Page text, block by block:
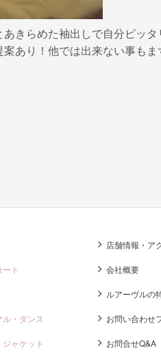
きらめた袖出しで自分ピッ
あり！他では出来ない事も
ト
・ダンス
ャケット
店舗情報・ア
会社概要
ルアーヴルの
お問い合わせ
お問合せQ&A